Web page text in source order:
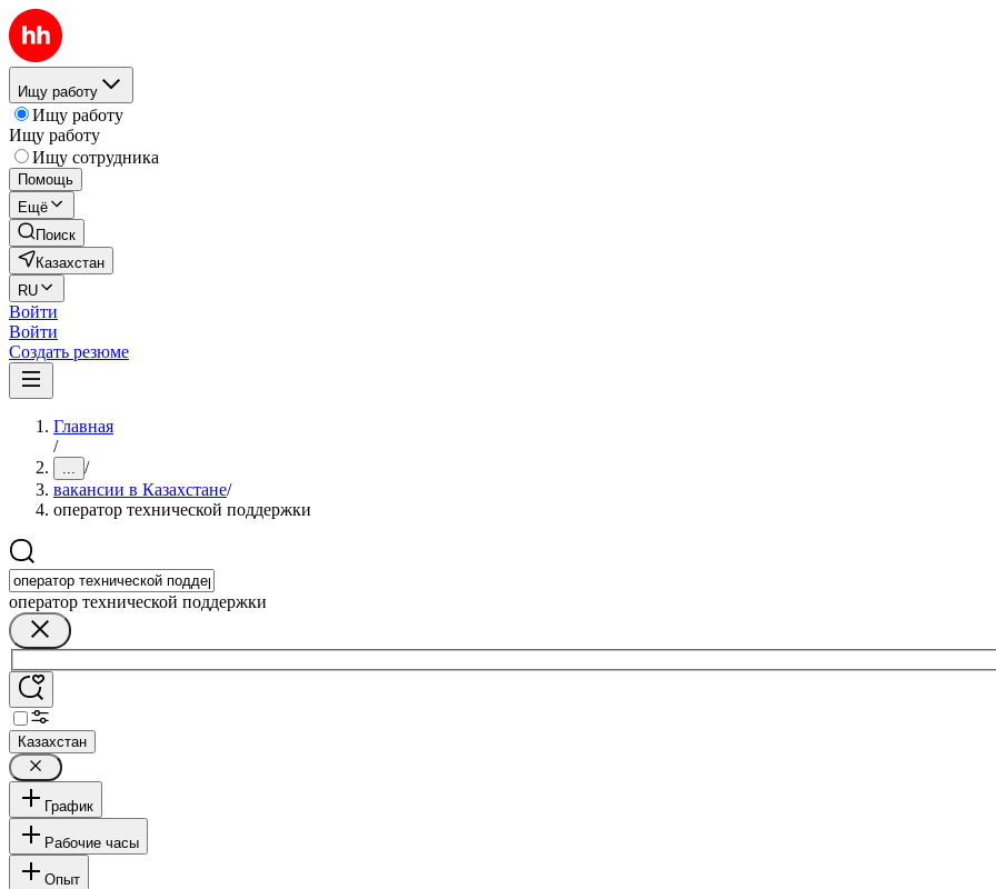
Ищу работу
Ищу работу
Ищу работу
Ищу сотрудника
Помощь
Ещё
Поиск
Казахстан
RU
Войти
Войти
Создать резюме
Главная
/
... /
вакансии в Казахстане/
оператор технической поддержки
оператор технической поддержки
Казахстан
График
Рабочие часы
Опыт